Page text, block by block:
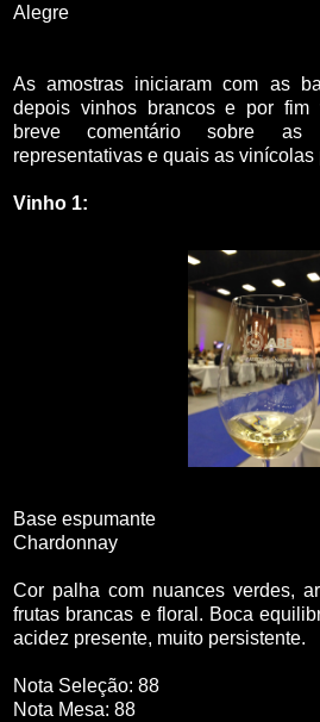
Alegre
As amostras iniciaram com as
depois vinhos brancos e por fim
breve comentário sobre
representativas e quais as vinícolas
Vinho 1:
Base espumante
Chardonnay
Cor palha com nuances verdes,
frutas brancas e floral. Boca
acidez presente, muito persistente.
Nota Seleção: 88
Nota Mesa: 88